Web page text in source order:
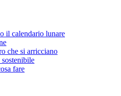
il calendario lunare
che si arricciano
fare